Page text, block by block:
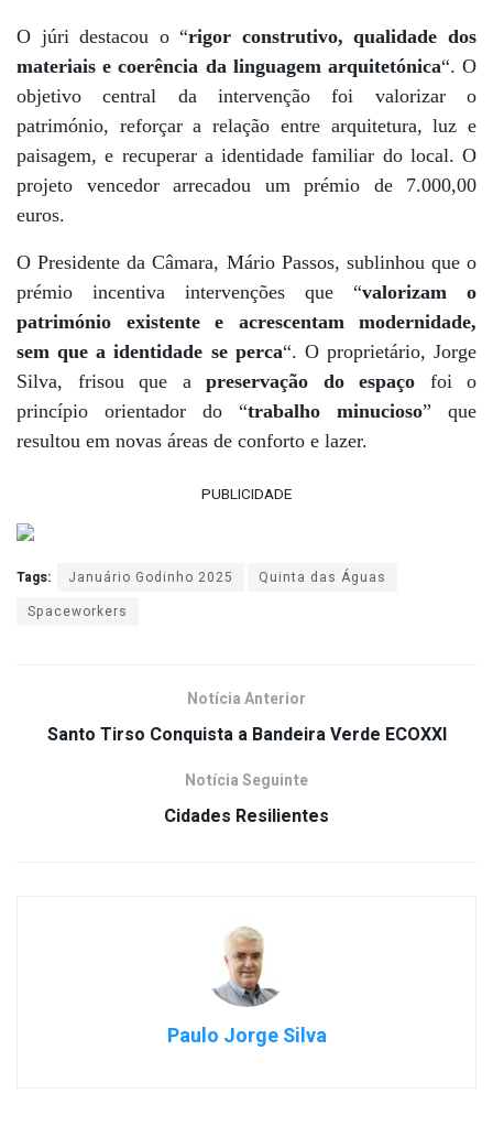
O júri destacou o “rigor construtivo, qualidade dos
materiais e coerência da linguagem arquitetónica“. O
objetivo central da intervenção foi valorizar o
património, reforçar a relação entre arquitetura, luz e
paisagem, e recuperar a identidade familiar do local. O
projeto vencedor arrecadou um prémio de 7.000,00
euros.
O Presidente da Câmara, Mário Passos, sublinhou que o
prémio incentiva intervenções que “valorizam o
património existente e acrescentam modernidade,
sem que a identidade se perca“. O proprietário, Jorge
Silva, frisou que a preservação do espaço foi o
princípio orientador do “trabalho minucioso” que
resultou em novas áreas de conforto e lazer.
PUBLICIDADE
Tags: Januário Godinho 2025
Quinta das Águas
Spaceworkers
Notícia Anterior
Santo Tirso Conquista a Bandeira Verde ECOXXI
Notícia Seguinte
Cidades Resilientes
Paulo Jorge Silva